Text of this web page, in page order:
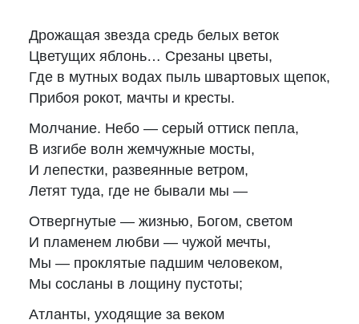
Дрожащая звезда средь белых веток
Цветущих яблонь… Срезаны цветы,
Где в мутных водах пыль швартовых щепок,
Прибоя рокот, мачты и кресты.
Молчание. Небо — серый оттиск пепла,
В изгибе волн жемчужные мосты,
И лепестки, развеянные ветром,
Летят туда, где не бывали мы —
Отвергнутые — жизнью, Богом, светом
И пламенем любви — чужой мечты,
Мы — проклятые падшим человеком,
Мы сосланы в лощину пустоты;
Атланты, уходящие за веком